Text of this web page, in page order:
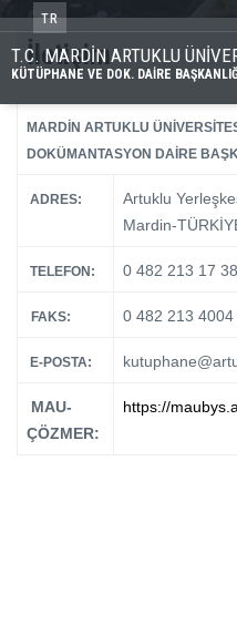
TR
T.C. MARDİN ARTUKLU
KÜTÜPHANE VE DOK. DAİRE
İletişim
MARDİN ARTUKLU
DOKÜMANTASYON DAİRE
ADRES:
Artuklu
Mardin-
TELEFON: 0 482 213 17 38
FAKS: 0 482 213 4004
E-POSTA:
MAU-
ÇÖZMER:
https://